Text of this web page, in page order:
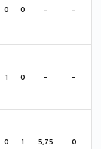
0 0 - -
1 0 - -
0 1 5,75 0